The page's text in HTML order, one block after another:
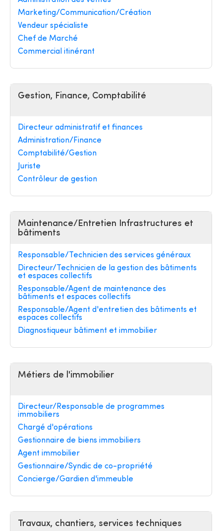
Marketing/Communication/Création
Vendeur spécialiste
Chef de Marché
Commercial itinérant
Gestion, Finance, Comptabilité
Directeur administratif et finances
Administration/Finance
Comptabilité/Gestion
Juriste
Contrôleur de gestion
Maintenance/Entretien Infrastructures et
bâtiments
Responsable/Technicien des services généraux
Directeur/Technicien de la gestion des bâtiments
et espaces collectifs
Responsable/Agent de maintenance des
bâtiments et espaces collectifs
Responsable/Agent d'entretien des bâtiments et
espaces collectifs
Diagnostiqueur bâtiment et immobilier
Métiers de l'immobilier
Directeur/Responsable de programmes
immobiliers
Chargé d'opérations
Gestionnaire de biens immobiliers
Agent immobilier
Gestionnaire/Syndic de co-propriété
Concierge/Gardien d'immeuble
Travaux, chantiers, services techniques